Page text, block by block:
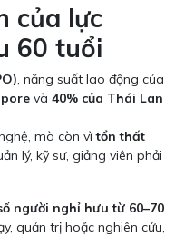
của lực
60 tuổi
, năng suất lao động của
và 40% của Thái Lan
mà còn vìtổn thất
lý, kỹ sư, giảng viên phải
người nghỉ hưu từ 60–70
quản trị hoặc nghiên cứu,